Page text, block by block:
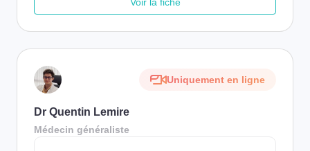
Uniquement en ligne
Dr Quentin Lemire
Médecin généraliste